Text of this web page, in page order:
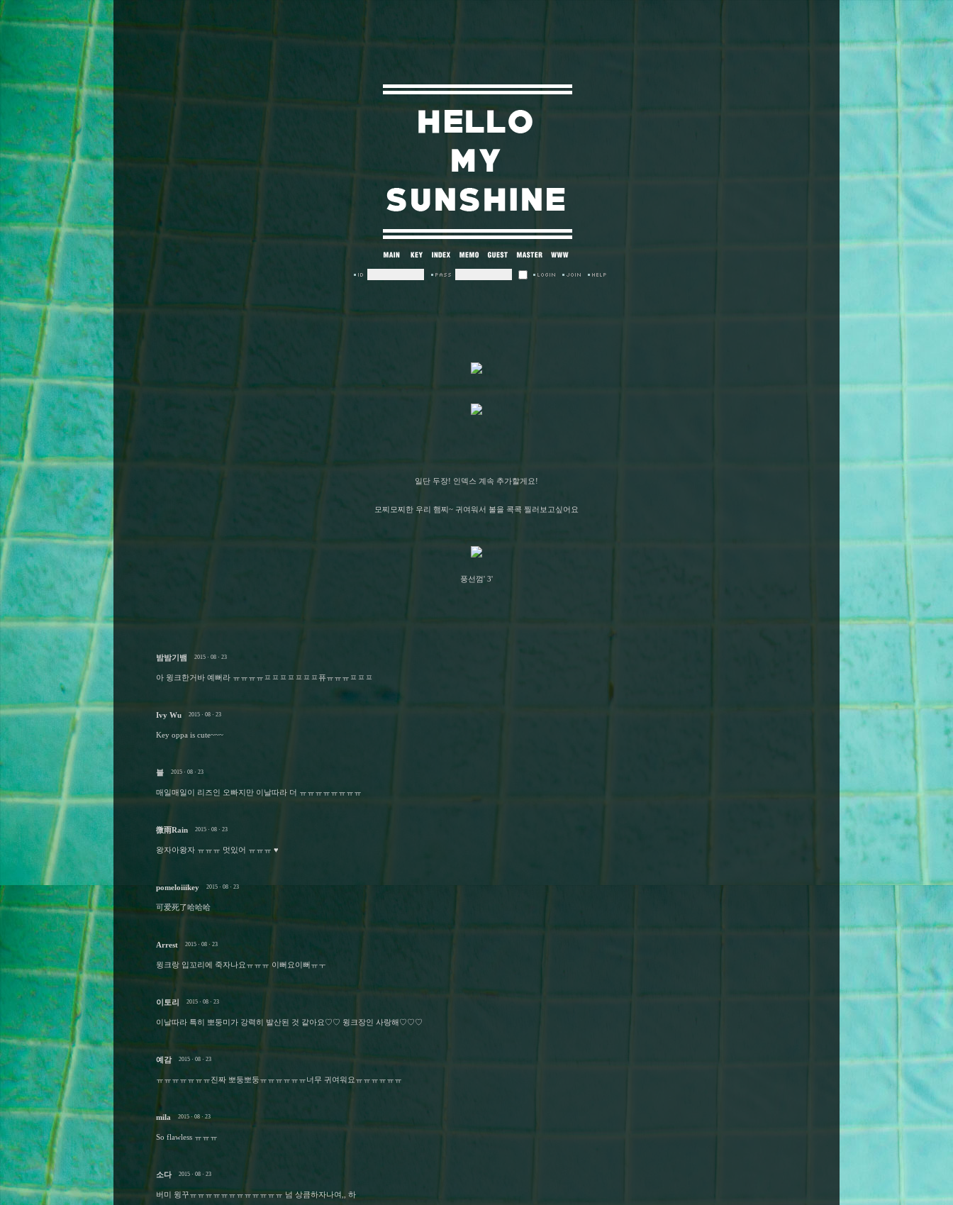
일단 두장! 인덱스 계속 추가할게요!
모찌모찌한 우리 햄찌~ 귀여워서 볼을 콕콕 찔러보고싶어요
풍선껌' 3'
밤밤기뱀 2015 · 08 · 23
아 윙크한거바 예뻐라 ㅠㅠㅠㅠㅍㅍㅍㅍㅍㅍㅍ퓨ㅠㅠㅠㅍㅍㅍ
Ivy Wu 2015 · 08 · 23
Key oppa is cute~~~
블 2015 · 08 · 23
매일매일이 리즈인 오빠지만 이날따라 더 ㅠㅠㅠㅠㅠㅠㅠㅠ
微雨Rain 2015 · 08 · 23
왕자아왕자 ㅠㅠㅠ 멋있어 ㅠㅠㅠ ♥
pomeloiiikey 2015 · 08 · 23
可爱死了哈哈哈
Arrest 2015 · 08 · 23
윙크랑 입꼬리에 죽자나요ㅠㅠㅠ 이뻐요이뻐ㅠㅜ
이토리 2015 · 08 · 23
이날따라 특히 뽀둥미가 강력히 발산된 것 같아요♡♡ 윙크장인 사랑해♡♡♡
예감 2015 · 08 · 23
ㅠㅠㅠㅠㅠㅠㅠ진짜 뽀둥뽀둥ㅠㅠㅠㅠㅠㅠ너무 귀여워요ㅠㅠㅠㅠㅠㅠ
mila 2015 · 08 · 23
So flawless ㅠㅠㅠ
소다 2015 · 08 · 23
버미 윙꾸ㅠㅠㅠㅠㅠㅠㅠㅠㅠㅠㅠㅠ 넘 상큼하자나여,, 하